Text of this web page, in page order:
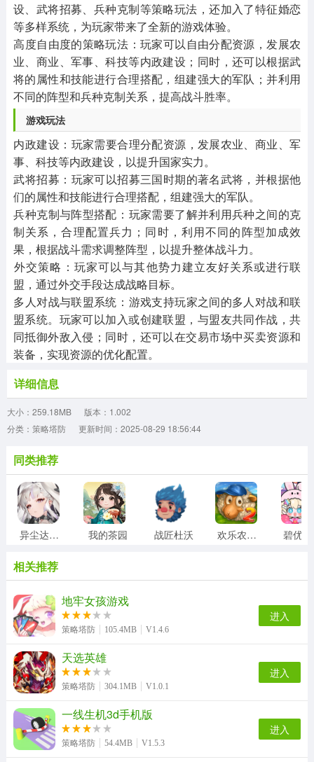
设、武将招募、兵种克制等策略玩法，还加入了特征婚恋
等多样系统，为玩家带来了全新的游戏体验。
‌高度自由度的策略玩法‌：玩家可以自由分配资源，发展农
业、商业、军事、科技等内政建设；同时，还可以根据武
将的属性和技能进行合理搭配，组建强大的军队；并利用
不同的阵型和兵种克制关系，提高战斗胜率。
游戏玩法
‌内政建设‌：玩家需要合理分配资源，发展农业、商业、军
事、科技等内政建设，以提升国家实力。
‌武将招募‌：玩家可以招募三国时期的著名武将，并根据他
们的属性和技能进行合理搭配，组建强大的军队。
‌兵种克制与阵型搭配‌：玩家需要了解并利用兵种之间的克
制关系，合理配置兵力；同时，利用不同的阵型加成效
果，根据战斗需求调整阵型，以提升整体战斗力。
‌外交策略‌：玩家可以与其他势力建立友好关系或进行联
盟，通过外交手段达成战略目标。
‌多人对战与联盟系统‌：游戏支持玩家之间的多人对战和联
盟系统。玩家可以加入或创建联盟，与盟友共同作战，共
同抵御外敌入侵；同时，还可以在交易市场中买卖资源和
装备，实现资源的优化配置。
详细信息
大小：259.18MB
版本：1.002
分类：策略塔防
更新时间：2025-08-29 18:56:44
同类推荐
异尘达米拉 我的茶园 战匠杜沃 欢乐农场2中文版
相关推荐
地牢女孩游戏
策略塔防 105.4MB V1.4.6
进入
天选英雄
策略塔防 304.1MB V1.0.1
进入
一线生机3d手机版
策略塔防 54.4MB V1.5.3
进入